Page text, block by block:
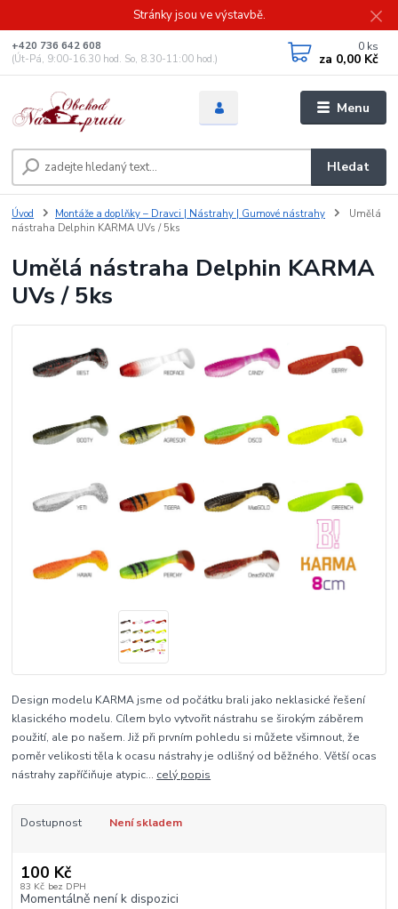
Stránky jsou ve výstavbě.
Menu
Hledat
+420 736 642 608
(Út-Pá, 9:00-16.30 hod. So, 8.30-11:00 hod.)
0 ks
za 0,00 Kč
Úvod Montáže a doplňky – Dravci | Nástrahy | Gumové nástrahy
Umělá
nástraha Delphin KARMA UVs / 5ks
Umělá nástraha Delphin KARMA
UVs / 5ks
Design modelu KARMA jsme od počátku brali jako neklasické řešení
klasického modelu. Cílem bylo vytvořit nástrahu se širokým záběrem
použití, ale po našem. Již při prvním pohledu si můžete všimnout, že
poměr velikosti těla k ocasu nástrahy je odlišný od běžného. Větší ocas
nástrahy zapříčiňuje atypic... celý popis
Dostupnost Není skladem
100 Kč
83 Kč bez DPH
Momentálně není k dispozici